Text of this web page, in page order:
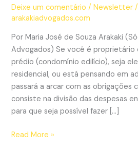
Deixe um comentário /Newsletter /
arakakiadvogados.com
Por Maria José de Souza Arakaki
Advogados) Se você é proprietário
prédio (condomínio edilício), seja
residencial, ou está pensando em
passará a arcar com as obrigações
consiste na divisão das despesas
para que seja possível fazer […]
Despesas
Read More »